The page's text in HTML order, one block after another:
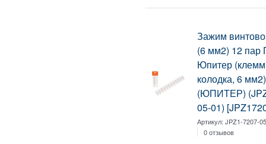
Зажим
(6 мм2) 12 пар
Юпитер
колодка, 6 мм2)
(ЮПИТЕР)
05-01)
Артикул:JPZ1-7207-
0 отзывов